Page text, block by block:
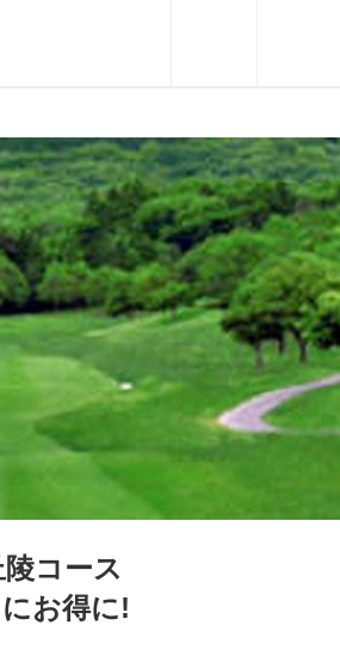
コース
お得に!